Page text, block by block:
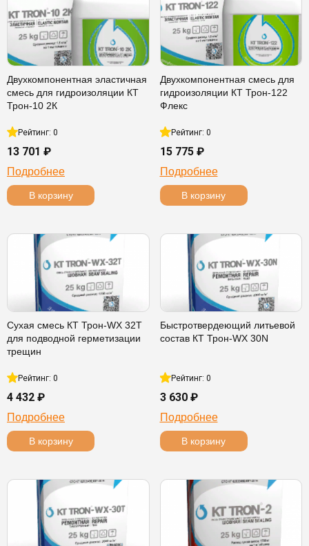
Двухкомпонентная эластичная
смесь для гидроизоляции КТ
Трон-10 2К
Рейтинг: 0
13 701 ₽
Подробнее
В корзину
Двухкомпонентная смесь для
гидроизоляции КТ Трон-122
Флекс
Рейтинг: 0
15 775 ₽
Подробнее
В корзину
Сухая смесь КТ Трон-WX 32T
для подводной герметизации
трещин
Рейтинг: 0
4 432 ₽
Подробнее
В корзину
Быстротвердеющий литьевой
состав КТ Трон-WX 30N
Рейтинг: 0
3 630 ₽
Подробнее
В корзину